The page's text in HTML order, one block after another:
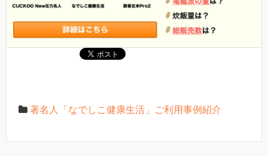
著名人「なでしこ健康生活」ご利用事例紹介